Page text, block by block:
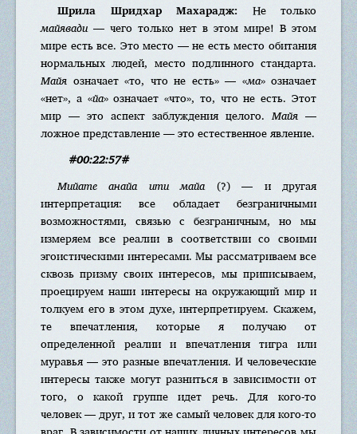
Шрила Шридхар Махарадж: Не только
майявади— чего только нет в этом мире! В этом
мире есть все. Это место — не есть место обитания
нормальных людей, место подлинного стандарта.
Майя означает «то, что не есть» — «ма» означает
«нет», а «йа» означает «что», то, что не есть. Этот
мир — это аспект заблуждения целого.Майя —
ложное представление — это естественное явление.
#00:22:57#
Мийате анайа ити майа(?) — и другая
интерпретация: все обладает безграничными
возможностями, связью с безграничным, но мы
измеряем все реалии в соответствии со своими
эгоистическими интересами. Мы рассматриваем все
сквозь призму своих интересов, мы приписываем,
проецируем наши интересы на окружающий мир и
толкуем его в этом духе, интерпретируем. Скажем,
те впечатления, которые я получаю от
определенной реалии и впечатления тигра или
муравья — это разные впечатления. И человеческие
интересы также могут разниться в зависимости от
того, о какой группе идет речь. Для кого-то
человек — друг, и тот же самый человек для кого-то